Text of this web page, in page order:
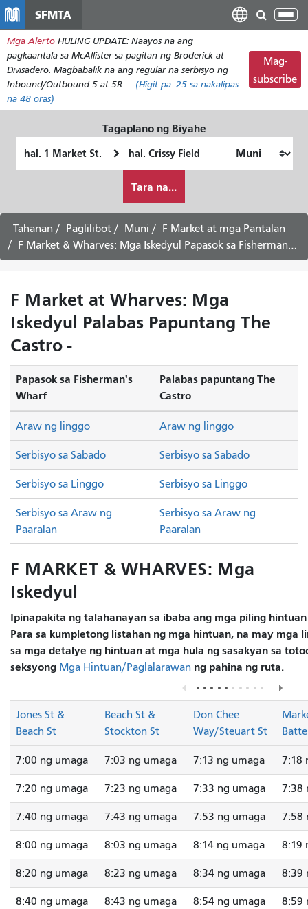
pangunahing
nilalaman
SFMTA
I-
ang
Mga Alerto HULING UPDATE: Naayos na ang
pagkaantala sa McAllister sa pagitan ng Broderick at
Divisadero. Magbabalik na ang regular na serbisyo ng
Inbound/Outbound 5 at 5R.
(Higit pa: 25 sa nakalipas
na 48 oras)
Mag-
subscribe
Tagaplano ng Biyahe
ko
gustong
maglakbay
Tara na...
Tahanan Paglilibot Muni
F Market at mga Pantalan
F Market & Wharves: Mga Iskedyul Papasok sa Fisherman's Wharf -
F Market at Wharves: Mga
Iskedyul Palabas Papuntang The
Castro -
Papasok sa Fisherman's
Wharf
Palabas papuntang The
Castro
Serbisyo sa Sabado Serbisyo sa Sabado
Serbisyo sa Linggo Serbisyo sa Linggo
Araw ng linggo Araw ng linggo
Serbisyo sa Araw ng
Paaralan
Serbisyo sa Araw ng
Paaralan
F MARKET & WHARVES: Mga
Iskedyul
Ipinapakita ng talahanayan sa ibaba ang mga piling
Para sa kumpletong listahan ng mga hintuan, na may mga
sa mga detalye ng hintuan at mga hula ng sasakyan sa
seksyong Mga Hintuan/Paglalarawan ng pahina ng ruta.
Jones St &
Beach St
Beach St &
Stockton St
Don Chee
Way/Steuart St
7:00 ng umaga 7:03 ng umaga 7:13 ng umaga 7:18
7:20 ng umaga 7:23 ng umaga 7:33 ng umaga 7:38
7:40 ng umaga 7:43 ng umaga 7:53 ng umaga 7:58
8:00 ng umaga 8:03 ng umaga 8:14 ng umaga 8:19
8:20 ng umaga 8:23 ng umaga 8:34 ng umaga 8:39
8:40 ng umaga 8:43 ng umaga 8:54 ng umaga 8:59